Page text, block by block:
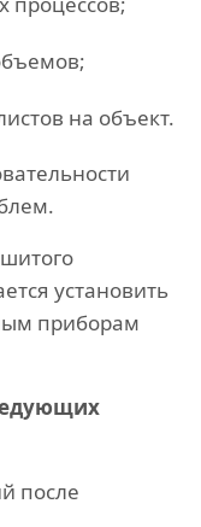
на объект.
установить
приборам
после